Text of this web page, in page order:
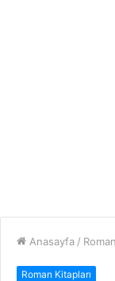
Anasayfa /
Roman Kitapları